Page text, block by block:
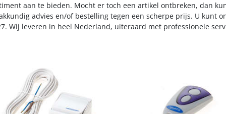
aan te bieden. Mocht er toch een artikel ontbreken, dan
advies en/of bestelling tegen een scherpe prijs. U kunt
Wij leveren in heel Nederland, uiteraard met professionele